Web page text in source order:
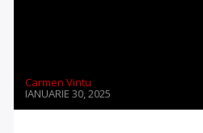
Carmen Vintu
IANUARIE 30, 2025